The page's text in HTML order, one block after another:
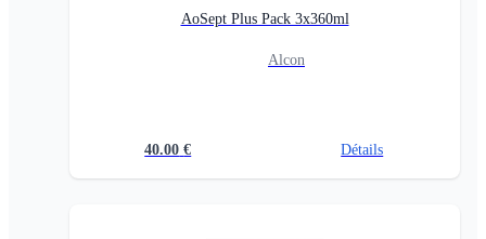
AoSept Plus Pack 3x360ml
Alcon
40.00 € Détails